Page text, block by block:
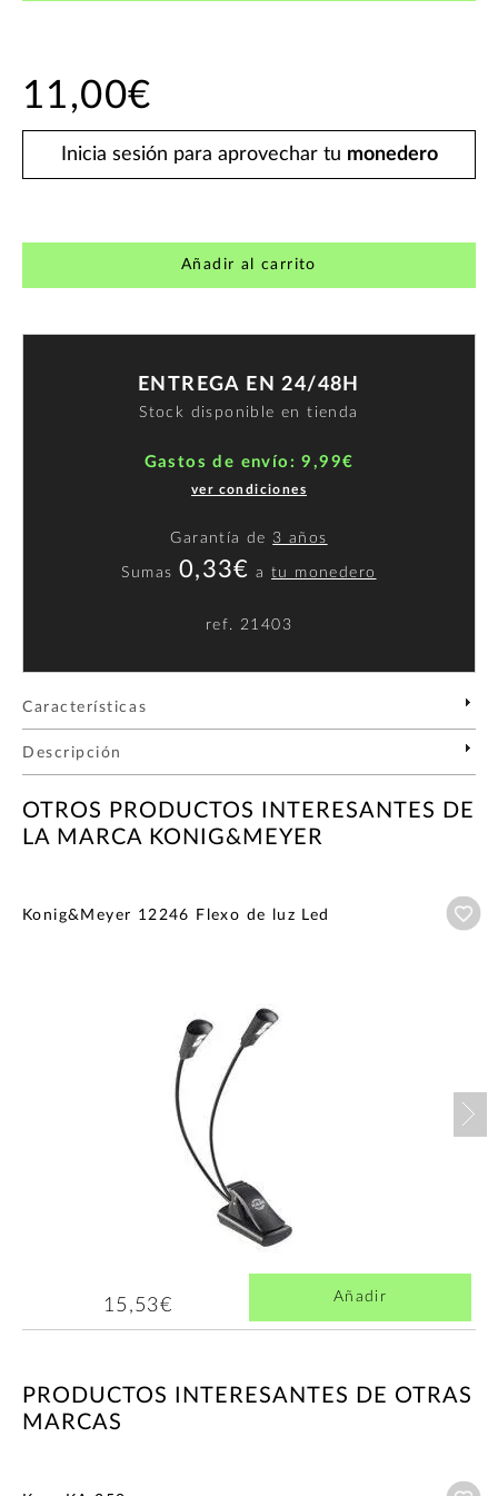
11,00€
Inicia sesión para aprovechar tu monedero
Añadir al carrito
ENTREGA EN 24/48H
Stock disponible en tienda
Gastos de envío: 9,99€
ver condiciones
Garantía de 3 años
Sumas 0,33€ atu monedero
ref. 21403
Características
Descripción
OTROS PRODUCTOS INTERESANTES DE
LA MARCA KONIG&MEYER
Konig&Meyer 12246 Flexo de luz Led
15,53€ Añadir
PRODUCTOS INTERESANTES DE OTRAS
MARCAS